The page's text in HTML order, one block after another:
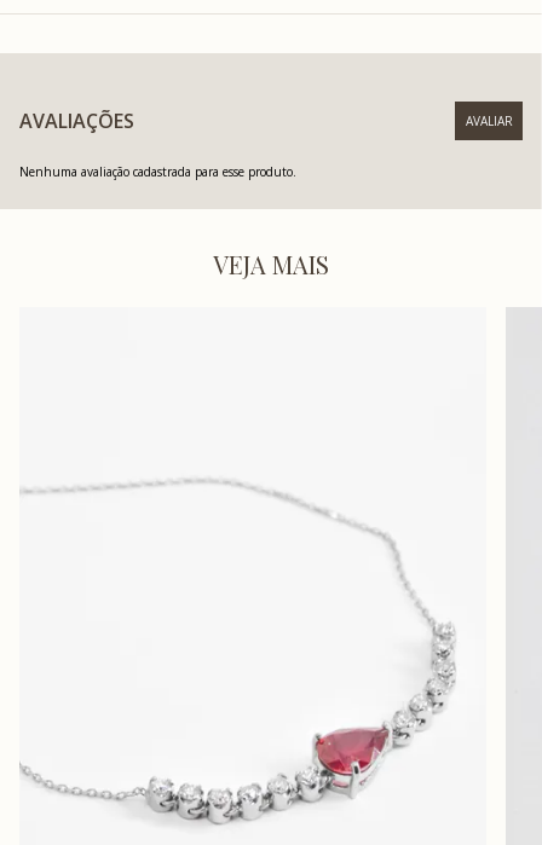
AVALIAÇÕES
Nenhuma avaliação cadastrada para esse produto.
VEJA MAIS